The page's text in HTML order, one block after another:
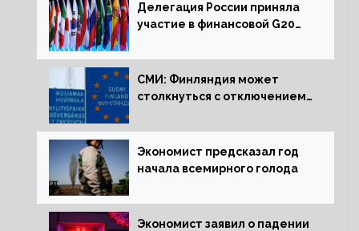
Делегация России приняла
участие в финансовой G20
СМИ: Финляндия может
столкнуться с отключением
Экономист предсказал год
начала всемирного голода
Экономист заявил о падении